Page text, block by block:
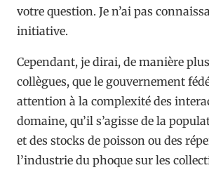
votre question. Je n’ai pas
initiative.
Cependant, je dirai, de manière
collègues, que le gouvernement
attention à la complexité des
domaine, qu’il s’agisse de la
et des stocks de poisson ou des
l’industrie du phoque sur les